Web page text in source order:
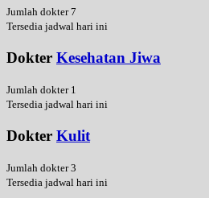
Jumlah dokter 7
Tersedia jadwal hari ini
Dokter Kesehatan Jiwa
Jumlah dokter 1
Tersedia jadwal hari ini
Dokter Kulit
Jumlah dokter 3
Tersedia jadwal hari ini